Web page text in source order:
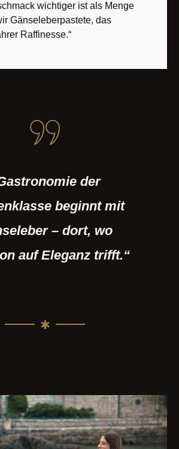
wichtiger ist als Menge
Gänseleberpastete, das
Raffinesse.“
der
beginnt mit
– dort, wo
auf Eleganz trifft.“